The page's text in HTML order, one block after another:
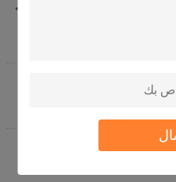
140 جرام طباعة الحفر اللامع Pbl أنبوب مستدير ضياء 50 *
Dia 38 * 121.45mm Flip